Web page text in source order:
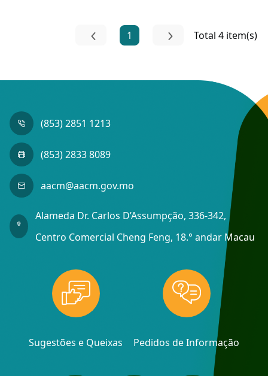
1 Total 4 item(s)
(853) 2851 1213
(853) 2833 8089
aacm@aacm.gov.mo
Alameda Dr. Carlos D’Assumpção, 336-342,
Centro Comercial Cheng Feng, 18.° andar Macau
Sugestões e Queixas Pedidos de Informação